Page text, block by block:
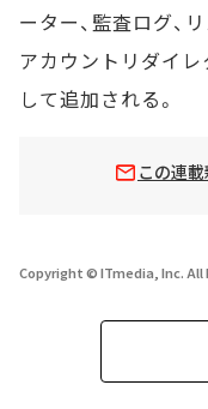
ーター、監査ログ、
アカウントリダイレ
して追加される。
この連
Copyright © ITmedia, Inc. All